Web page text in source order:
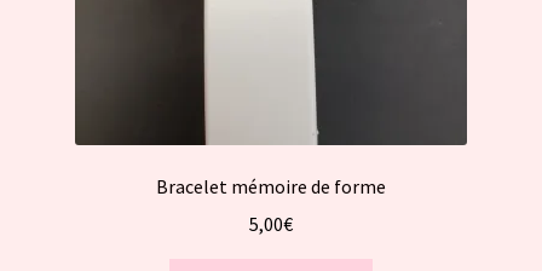
Bracelet mémoire de forme
5,00€